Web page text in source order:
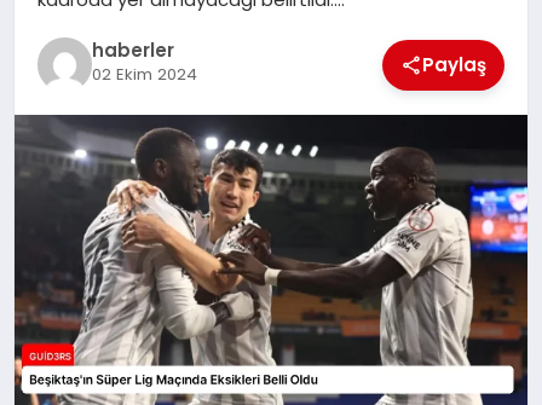
haberler
02 Ekim 2024 Paylaş